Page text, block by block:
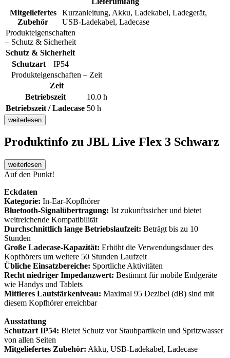
Mitgeliefertes
Zubehör
Kurzanleitung, Akku, Ladekabel, Ladegerät,
USB-Ladekabel, Ladecase
Produkteigenschaften
– Schutz & Sicherheit
Schutz & Sicherheit
Schutzart
IP54
Produkteigenschaften – Zeit
Zeit
Betriebszeit
10.0 h
Betriebszeit / Ladecase 50 h
weiterlesen
Produktinfo zu JBL Live Flex 3 Schwarz
weiterlesen
Auf den Punkt!
Eckdaten
Kategorie: In-Ear-Kopfhörer
Bluetooth-Signalübertragung: Ist zukunftssicher und bietet
weitreichende Kompatibilität
Durchschnittlich lange Betriebslaufzeit: Beträgt bis zu 10
Stunden
Große Ladecase-Kapazität: Erhöht die Verwendungsdauer des
Kopfhörers um weitere 50 Stunden Laufzeit
Übliche Einsatzbereiche: Sportliche Aktivitäten
Recht niedriger Impedanzwert: Bestimmt für mobile Endgeräte
wie Handys und Tablets
Mittleres Lautstärkeniveau: Maximal 95 Dezibel (dB) sind mit
diesem Kopfhörer erreichbar
Ausstattung
Schutzart IP54: Bietet Schutz vor Staubpartikeln und Spritzwasser
von allen Seiten
Mitgeliefertes Zubehör: Akku, USB-Ladekabel, Ladecase